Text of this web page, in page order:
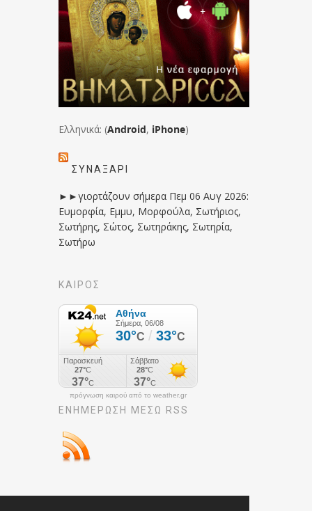
Ελληνικά: (Android, iPhone)
ΣΥΝΑΞΆΡΙ
►►γιορτάζουν σήμερα Πεμ 06 Αυγ 2026:
Ευμορφία, Εμμυ, Μορφούλα, Σωτήριος,
Σωτήρης, Σώτος, Σωτηράκης, Σωτηρία,
Σωτήρω
ΚΑΙΡΟΣ
πρόγνωση καιρού από το weather.gr
ΕΝΗΜΈΡΩΣΉ ΜΕΣΩ RSS